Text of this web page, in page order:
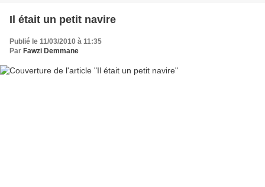
Il était un petit navire
Publié le 11/03/2010 à 11:35
Par Fawzi Demmane